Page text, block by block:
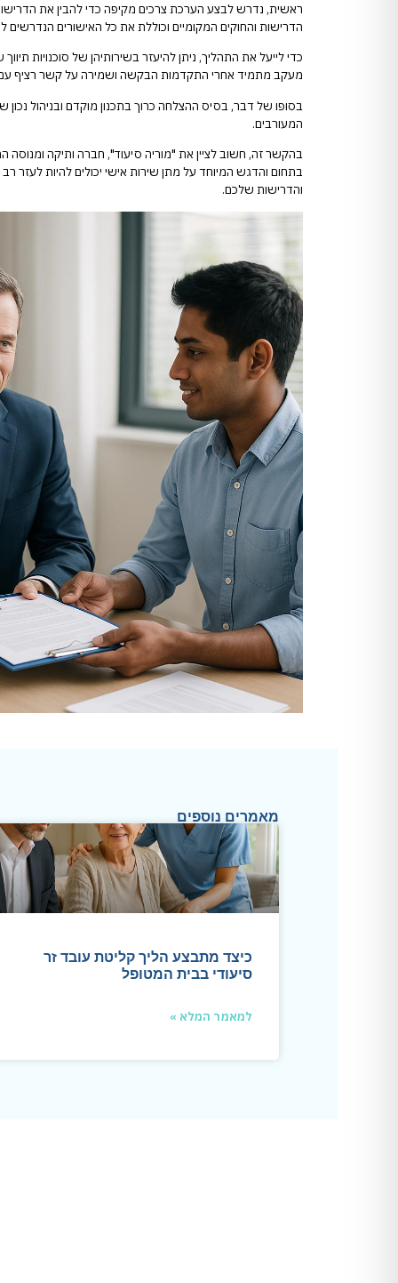
ראשית, נדרש לבצע הערכת צרכים מקיפה כדי להבין את
הדרישות והחוקים המקומיים וכוללת את כל האישורים
כדי לייעל את התהליך, ניתן להיעזר בשירותיהן של סוכנויות
מעקב מתמיד אחרי התקדמות הבקשה ושמירה על קשר רציף עם
בסופו של דבר, בסיס ההצלחה כרוך בתכנון מוקדם ובניהול נכון
המעורבים.
בהקשר זה, חשוב לציין את "מוריה סיעוד", חברה ותיקה ומנוסה
בתחום והדגש המיוחד על מתן שירות אישי יכולים להיות לעזר
והדרישות שלכם.
מאמרים נוספים
כיצד מתבצע הליך קליטת עובד זר
סיעודי בבית המטופל
למאמר המלא »